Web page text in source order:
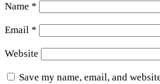
Name *
Email *
Website
Save my name, email, and